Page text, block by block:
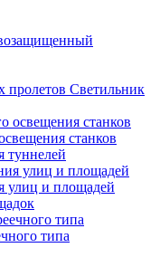
Светильник
станков
туннелей
улиц и площадей
типа